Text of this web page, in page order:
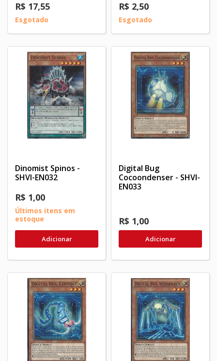
R$ 17,55
Esgotado
R$ 2,50
Esgotado
Dinomist Spinos -
SHVI-EN032
R$ 1,00
Últimos itens em
estoque
Adicionar
Digital Bug
Cocoondenser - SHVI-
EN033
R$ 1,00
Adicionar